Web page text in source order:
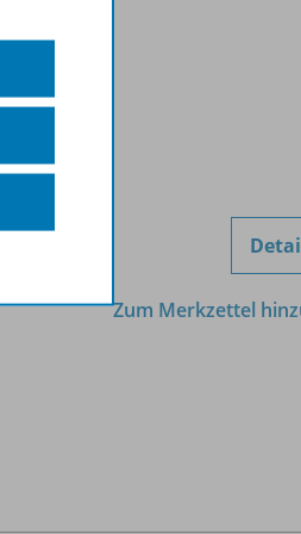
Zum Merkzettel